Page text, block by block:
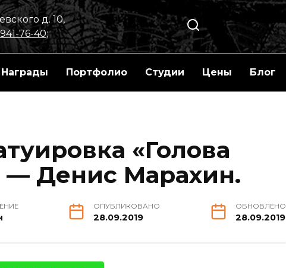
д. 10,
76-40;
Награды Портфолио Студии Цены Блог
«Голова
Денис Марахин.
ОПУБЛИКОВАНО
28.09.2019
ОБНОВЛЕНО
28.09.2019